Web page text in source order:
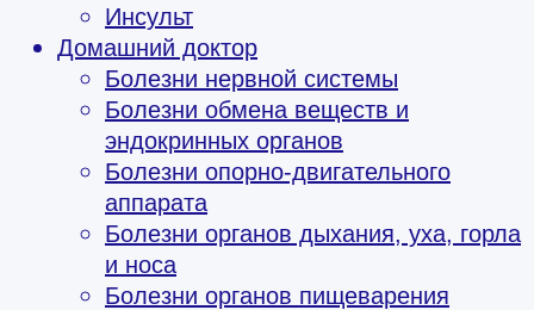
Инсульт
Домашний доктор
Болезни нервной системы
Болезни обмена веществ и
эндокринных органов
Болезни опорно-двигательного
аппарата
Болезни органов дыхания, уха, горла
и носа
Болезни органов пищеварения